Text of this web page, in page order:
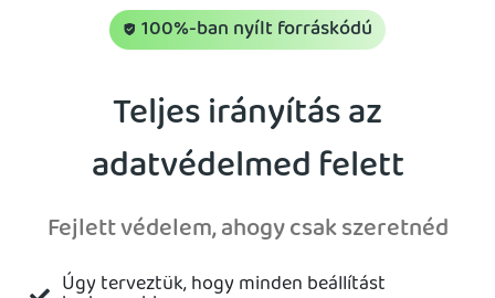
VPN letöltése
VPN Szerver
Támogatás
Bejelentkezés
100%-ban nyílt forráskódú
Teljes irányítás az
adatvédelmed felett
Fejlett védelem, ahogy csak szeretnéd
Úgy terveztük, hogy minden beállítást